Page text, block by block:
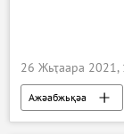
26 Жьҭаара 2021,
Ажәабжьқәа